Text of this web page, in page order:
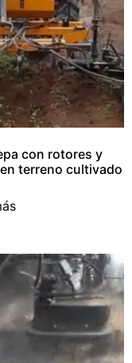
con rotores y
terreno cultivado